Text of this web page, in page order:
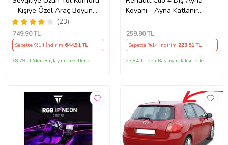
– Kişiye Özel Araç Boyun
Yastığı & Kemer Pedi Hediye
Seti
(23)
749,90 TL
Sepette %14 İndirim 644,91 TL
68,79 TL'den Başlayan Taksitlerle
Kovanı - Ayna Katlanır
490307706 M3625
259,90 TL
Sepette %14 İndirim 223,51 TL
23,84 TL'den Başlayan Taksitlerle